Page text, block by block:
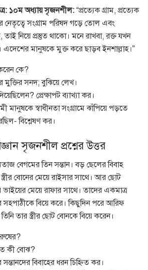
১০ম অধ্যায় সৃজনশীল: “প্রত্যেক গ্রাম, প্রত্যেক
নেতৃত্বে সংগ্রাম পরিষদ গড়ে তোল এবং
নিয়ে প্রস্তুত থাকো। মনে রাখবা, রক্ত যখন
এদেশের মানুষকে মুক্ত করে ছাড়ব ইনশাল্লাহ।”
কে?
মুক্তির সনদ; বুঝিয়ে লেখ।
প্রেক্ষাপট ব্যাখ্যা কর।
মানুষকে স্বাধীনতা সংগ্রামে ঝাঁপিয়ে পড়তে
বিশ্লেষণ কর।
সৃজনশীল প্রশ্নের উত্তর
বেগমের তিন সন্তান। বড় ছেলের বিবাহ
বোনের মেয়ে রাইসার সাথে। আর ছোট
ভাইয়ের মেয়ে রাফার সাথে। তাদের একমাত্র
বিয়ে করে। কিছুদিন পরে আরিফ
তিনি তার স্ত্রীর ছোট বোনকে বিয়ে করেন।
কী বোঝ?
বিবাহের ধরন চিহ্নিত কর।